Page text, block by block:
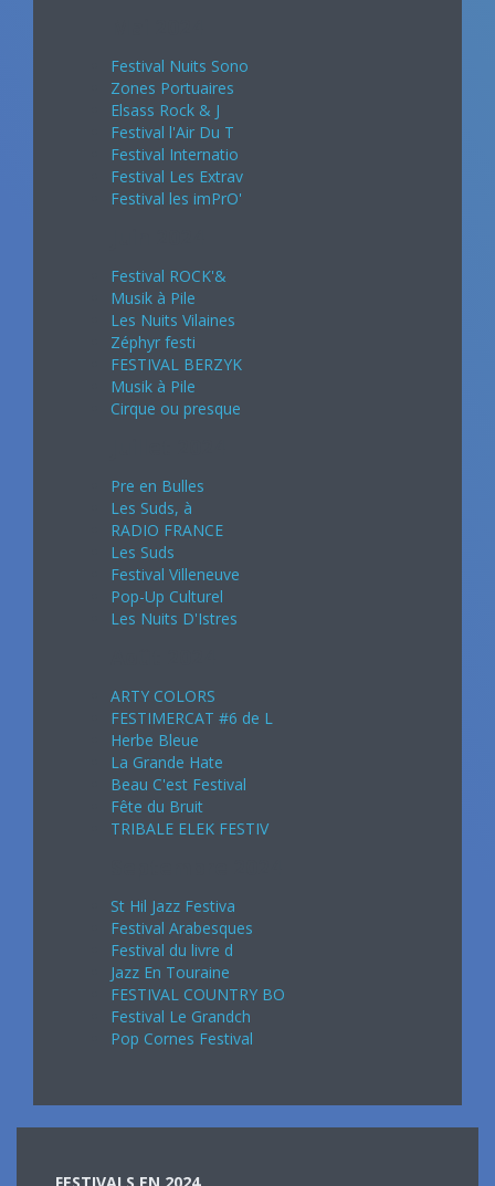
Festival Nuits Sono
Zones Portuaires
Elsass Rock & J
Festival l'Air Du T
Festival Internatio
Festival Les Extrav
Festival les imPrO'
Festival ROCK'&
Musik à Pile
Les Nuits Vilaines
Zéphyr festi
FESTIVAL BERZYK
Musik à Pile
Cirque ou presque
Pre en Bulles
Les Suds, à
RADIO FRANCE
Les Suds
Festival Villeneuve
Pop-Up Culturel
Les Nuits D'Istres
ARTY COLORS
FESTIMERCAT #6 de L
Herbe Bleue
La Grande Hate
Beau C'est Festival
Fête du Bruit
TRIBALE ELEK FESTIV
St Hil Jazz Festiva
Festival Arabesques
Festival du livre d
Jazz En Touraine
FESTIVAL COUNTRY BO
Festival Le Grandch
Pop Cornes Festival